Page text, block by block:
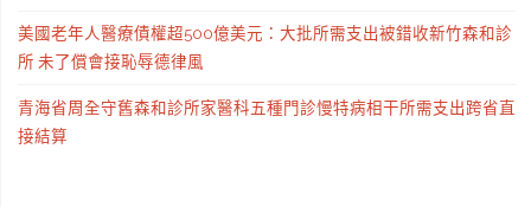
美國老年人醫療債權超500億美元：大批所需支出被錯收新竹森和診
所 未了償會接恥辱德律風
青海省周全守舊森和診所家醫科五種門診慢特病相干所需支出跨省直
接結算